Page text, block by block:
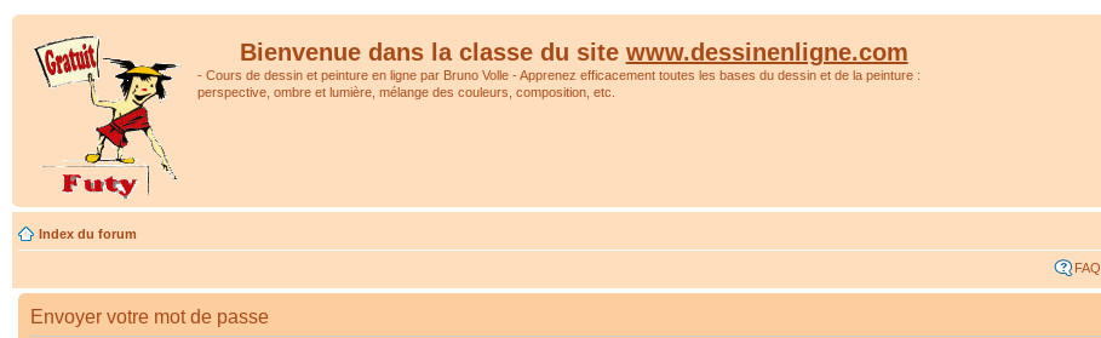
Bienvenue dans la classe du site www.dessinenligne.com
- Cours de dessin et peinture en ligne par Bruno Volle - Apprenez efficacement toutes les bases du dessin et de la peinture :
perspective, ombre et lumière, mélange des couleurs, composition, etc.
Index du forum
FAQ
Envoyer votre mot de passe